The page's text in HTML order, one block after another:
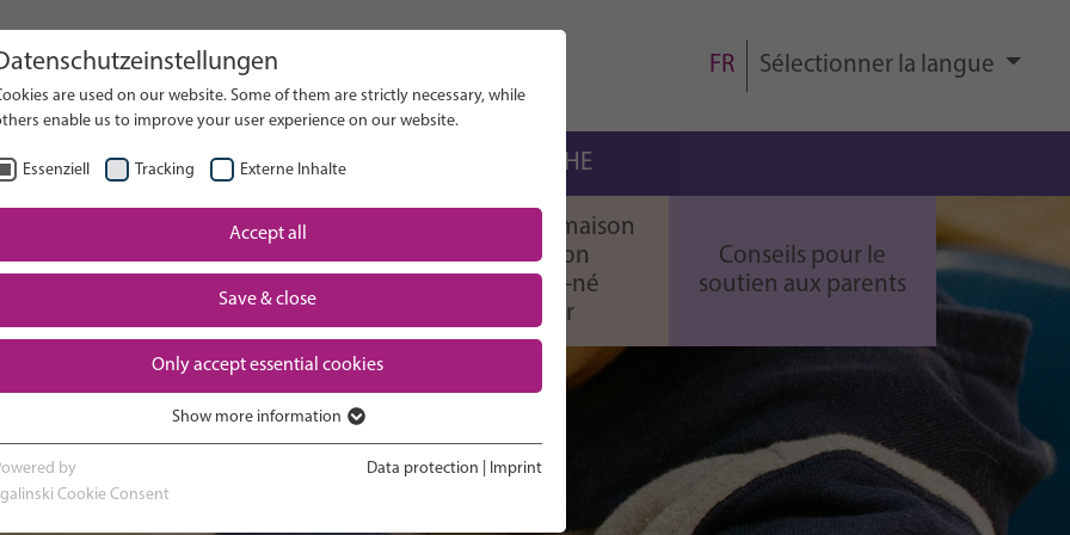
FR Sélectionner la langue
RECHERCHE
et
Expérience en
service de
néonatalogie
Rentrer à la maison
et voir son
nouveau-né
grandir
Conseils pour le
soutien aux parents
sur le site web
are used on our website. Some of them are strictly necessary, while
enable us to improve your user experience on our website.
Essenziell Tracking Externe Inhalte
Accept all
Save & close
Only accept essential cookies
Essenzielle Cookies werden für grundlegende Funktionen der Webseite
benötigt. Dadurch ist gewährleistet, dass die Webseite einwandfrei
Show more information
by
Cookie Consent
Data protection Imprint